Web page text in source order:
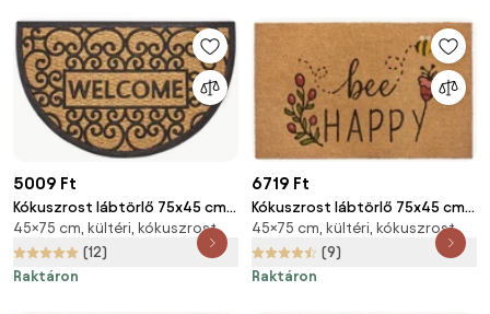
5009 Ft
Kókuszrost lábtörlő 75x45 cm
Welcome - Hanse Home
45×75 cm, kültéri, kókuszrost
(12)
Raktáron
6719 Ft
Kókuszrost lábtörlő 75x45 cm
Bee Happy - Hanse Home
45×75 cm, kültéri, kókuszrost
(9)
Raktáron